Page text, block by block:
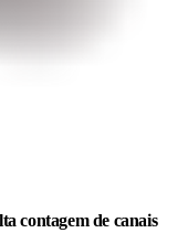
contagem de canais